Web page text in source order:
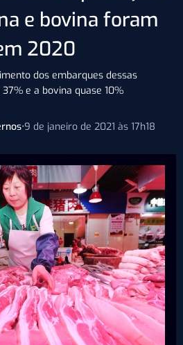
e bovina foram
2020
dos embarques dessas
e a bovina quase 10%
•9 de janeiro de 2021 às 17h18